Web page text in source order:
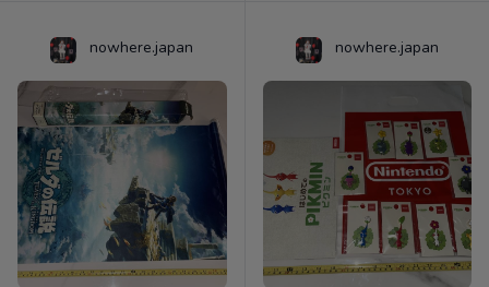
nowhere.japan nowhere.japan